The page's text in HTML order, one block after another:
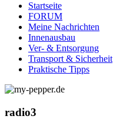
Startseite
FORUM
Meine Nachrichten
Innenausbau
Ver- & Entsorgung
Transport & Sicherheit
Praktische Tipps
radio3